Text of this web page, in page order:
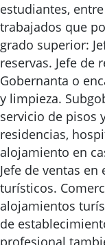
estudiantes,
trabajados que
grado superior:
reservas. Jefe de
Gobernanta o
y limpieza.
servicio de pisos
residencias,
alojamiento en
Jefe de ventas
turísticos.
alojamientos
de
profesional